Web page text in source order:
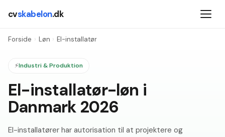
cvskabelon.dk
Forside › Løn › El-installatør
⚡Industri & Produktion
El-installatør-løn i
Danmark 2026
El-installatører har autorisation til at projektere og